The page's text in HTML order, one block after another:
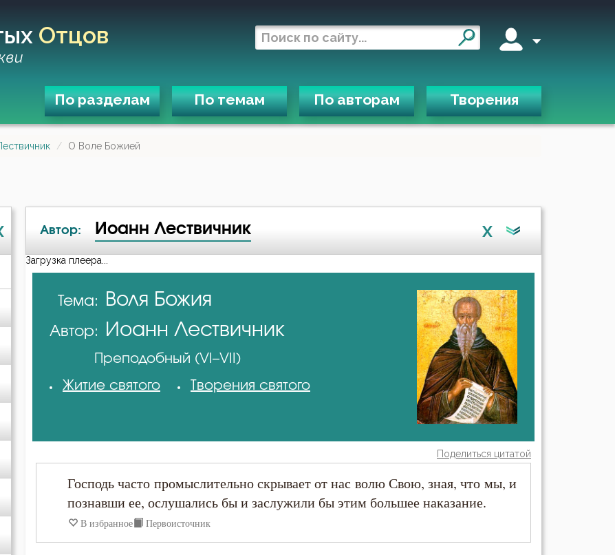
Отцов
По разделам По темам По авторам Творения
О Воле Божией
Автор: Иоанн Лествичник X
А-я
Авва Дорофей
Амвросий Оптинский (Гренков)
Варсонофий Оптинский (Плиханков)
Загрузка плеера...
Тема: Воля Божия
Автор: Иоанн Лествичник
Преподобный (VI–VII)
Житие святого
Творения святого
Поделиться цитатой
Господь часто промыслительно скрывает от нас волю Свою, зная, что мы, и
познавши ее, ослушались бы и заслужили бы этим большее наказание.
В избранное Первоисточник